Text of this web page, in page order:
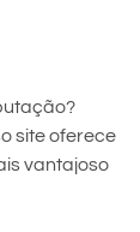
site oferece
vantajoso